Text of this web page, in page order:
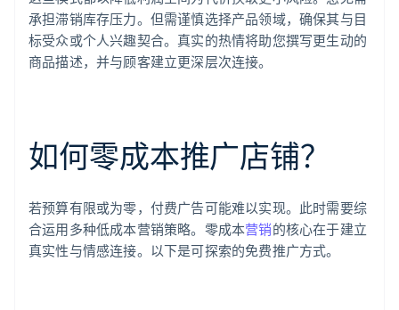
承担滞销库存压力。但需谨慎选择产品领域，确保其与目
标受众或个人兴趣契合。真实的热情将助您撰写更生动的
商品描述，并与顾客建立更深层次连接。
如何零成本推广店铺？
若预算有限或为零，付费广告可能难以实现。此时需要综
合运用多种低成本营销策略。零成本营销的核心在于建立
真实性与情感连接。以下是可探索的免费推广方式。